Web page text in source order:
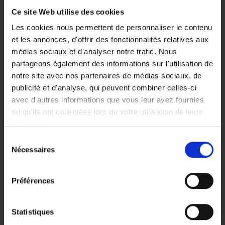
Ce site Web utilise des cookies
Les cookies nous permettent de personnaliser le contenu
et les annonces, d'offrir des fonctionnalités relatives aux
médias sociaux et d'analyser notre trafic. Nous
partageons également des informations sur l'utilisation de
notre site avec nos partenaires de médias sociaux, de
publicité et d'analyse, qui peuvent combiner celles-ci
avec d'autres informations que vous leur avez fournies
ou qu'ils ont collectées lors de votre utilisation de leurs
Vous pouvez librement donner, refuser ou retirer votre
consentement en sélectionnant les finalités ci-dessous.
cliquant sur le lien «
» en bas de
Nécessaires
Préférences
Statistiques
Offrez-vous une cure de
magnésium
Excellent anti-stress, le magnésium tout comme le
soleillibère de la sérotonine anti-déprimeet
aide en plus nos muscles à se relaxer. On en
trouve dans de très nombreux aliments : céréales
complètes, riz sauvage, fruits secs, épinards,
lentilles, haricots blancs, coquillages, certaines
eaux minérales et bien sûr dans le chocolat noir.
de magnésium marin : l’organisme absorbe bien
mieux le minéral lorsqu’il est appliqué sur la peau.